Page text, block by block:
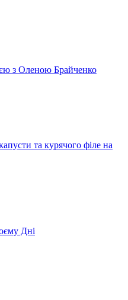
з Оленою Брайченко
та курячого філе на
Дні